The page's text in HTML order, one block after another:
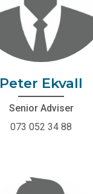
Peter Ekvall
Senior Adviser
073 052 34 88